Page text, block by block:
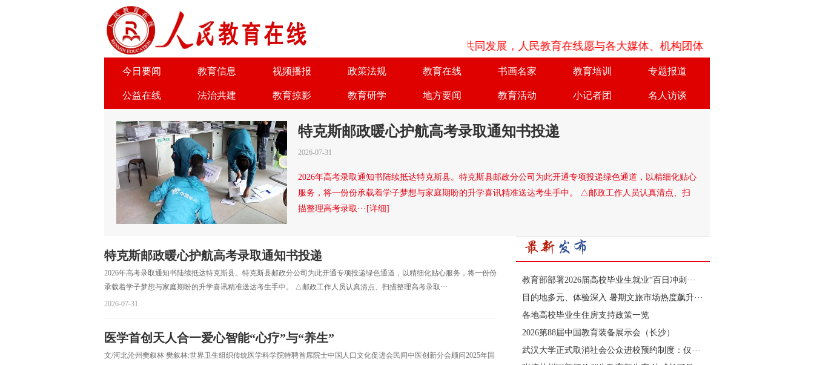
为了实现优势互补、共同发展，人民教育在线愿与各大媒体、机构团体、学校以及企业等在平等
今日要闻 教育信息 视频播报 政策法规 教育在线 书画名家 教育培训 专题报道
公益在线 法治共建 教育掠影 教育研学 地方要闻 教育活动 小记者团 名人访谈
关于我们 广告服务 商务合作
特克斯邮政暖心护航高考录取通知书投递
2026-07-31
2026年高考录取通知书陆续抵达特克斯县。特克斯县邮政分公司为此开通专项投递绿色通道，以精细化贴心
服务，将一份份承载着学子梦想与家庭期盼的升学喜讯精准送达考生手中。 △邮政工作人员认真清点、扫
描整理高考录取···[详细]
特克斯邮政暖心护航高考录取通知书投递
2026年高考录取通知书陆续抵达特克斯县。特克斯县邮政分公司为此开通专项投递绿色通道，以精细化贴心服务，将一份份
承载着学子梦想与家庭期盼的升学喜讯精准送达考生手中。 △邮政工作人员认真清点、扫描整理高考录取···
2026-07-31
医学首创天人合一爱心智能“心疗”与“养生”
文/河北沧州樊叙林 樊叙林:世界卫生组织传统医学科学院特聘首席院士中国人口文化促进会民间中医创新分会顾问2025年国
教育部部署2026届高校毕业生就业“百日冲刺···
目的地多元、体验深入 暑期文旅市场热度飙升···
各地高校毕业生住房支持政策一览
2026第88届中国教育装备展示会（长沙）
武汉大学正式取消社会公众进校预约制度：仅···